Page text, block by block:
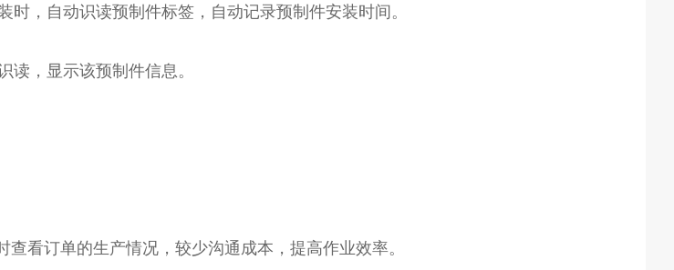
，自动识读预制件标签，自动记录预制件安装时间。
读，显示该预制件信息。
看订单的生产情况，较少沟通成本，提高作业效率。